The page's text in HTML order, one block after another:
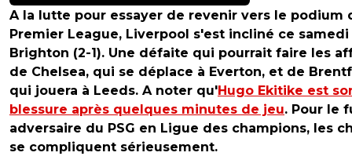
A la lutte pour essayer de revenir vers le podium
Premier League, Liverpool s'est incliné ce samedi
Brighton (2-1). Une défaite qui pourrait faire les
de Chelsea, qui se déplace à Everton, et de
qui jouera à Leeds. A noter qu'Hugo Ekitike est
blessure après quelques minutes de jeu. Pour le
adversaire du PSG en Ligue des champions, les
se compliquent sérieusement.